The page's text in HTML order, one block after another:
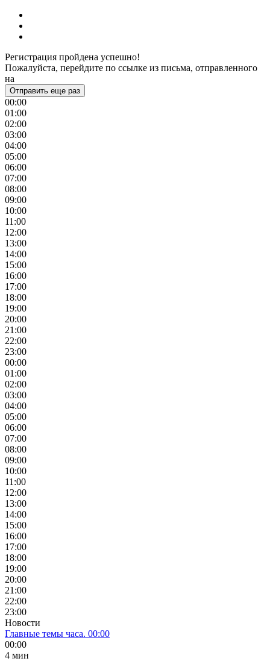
Регистрация пройдена успешно!
Пожалуйста, перейдите по ссылке из письма, отправленного
на
Отправить еще раз
00:00
01:00
02:00
03:00
04:00
05:00
06:00
07:00
08:00
09:00
10:00
11:00
12:00
13:00
14:00
15:00
16:00
17:00
18:00
19:00
20:00
21:00
22:00
23:00
00:00
01:00
02:00
03:00
04:00
05:00
06:00
07:00
08:00
09:00
10:00
11:00
12:00
13:00
14:00
15:00
16:00
17:00
18:00
19:00
20:00
21:00
22:00
23:00
Новости
Главные темы часа. 00:00
00:00
4 мин